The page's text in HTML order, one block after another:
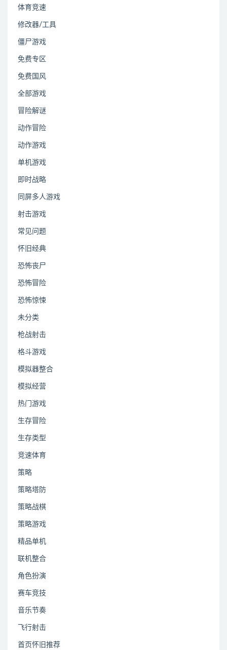
体育竞速
修改器/工具
僵尸游戏
免费专区
免费国风
全部游戏
冒险解谜
动作冒险
动作游戏
单机游戏
即时战略
同屏多人游戏
射击游戏
常见问题
怀旧经典
恐怖丧尸
恐怖冒险
恐怖惊悚
未分类
枪战射击
格斗游戏
模拟器整合
模拟经营
热门游戏
生存冒险
生存类型
竞速体育
策略
策略塔防
策略战棋
策略游戏
精品单机
联机整合
角色扮演
赛车竞技
音乐节奏
飞行射击
首页怀旧推荐